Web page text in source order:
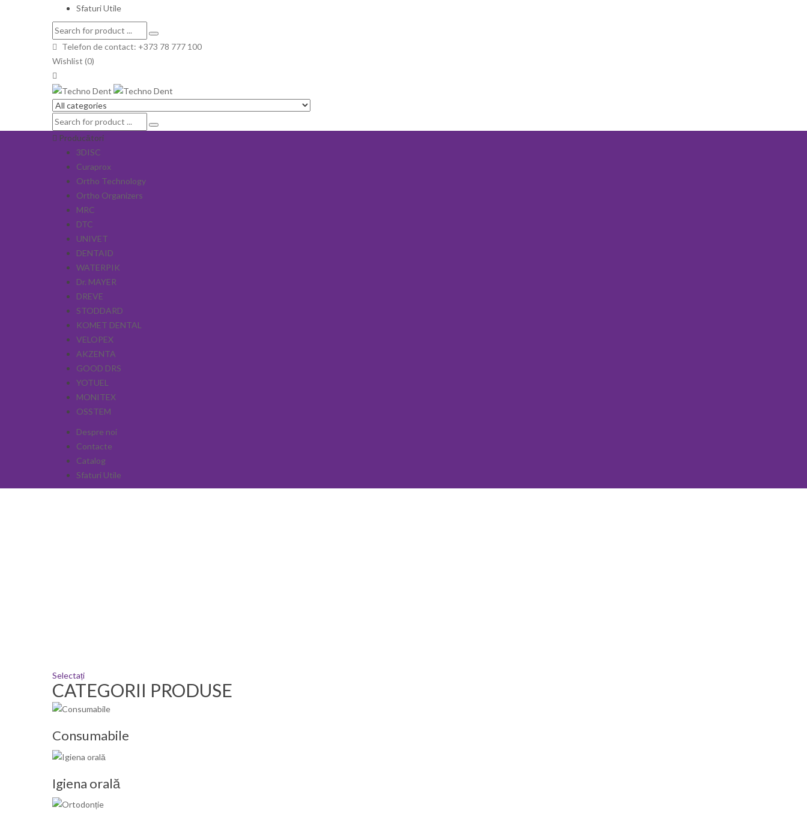
Sfaturi Utile
Telefon de contact: +373 78 777 100
Wishlist (0)
Producători
3DISC
Curaprox
Ortho Technology
Ortho Organizers
MRC
DTC
UNIVET
DENTAID
WATERPIK
Dr. MAYER
DREVE
STODDARD
KOMET DENTAL
VELOPEX
AKZENTA
GOOD DRS
YOTUEL
MONITEX
OSSTEM
Despre noi
Contacte
Catalog
Sfaturi Utile
Selectați
CATEGORII PRODUSE
Consumabile
Igiena orală